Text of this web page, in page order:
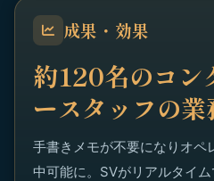
成果・効果
約120名のコン
ースタッフの
手書きメモが不要になりオペ
中可能に。SVがリアルタイ